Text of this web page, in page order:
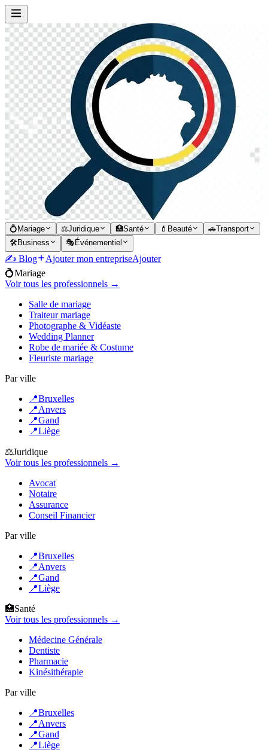
💍 Mariage ⚖️Juridique 🏥Santé 💄 Beauté 🚗Transport
🛠️Business 🎭 Événementiel
✍️ Blog Ajouter mon entrepriseAjouter
💍Mariage
Voir tous les professionnels →
Salle de mariage
Traiteur mariage
Photographe & Vidéaste
Wedding Planner
Robe de mariée & Costume
Fleuriste mariage
Par ville
📍Bruxelles
📍Anvers
📍Gand
📍Liège
⚖️Juridique
Voir tous les professionnels →
Avocat
Notaire
Assurance
Conseil Financier
Par ville
📍Bruxelles
📍Anvers
📍Gand
📍Liège
🏥Santé
Voir tous les professionnels →
Médecine Générale
Dentiste
Pharmacie
Kinésithérapie
Par ville
📍Bruxelles
📍Anvers
📍Gand
📍Liège